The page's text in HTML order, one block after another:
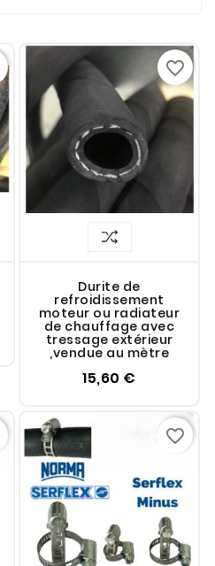
Durite de
refroidissement
moteur ou radiateur
de chauffage avec
tressage extérieur
,vendue au mètre
15,60 €
favorite_border
favorite_border